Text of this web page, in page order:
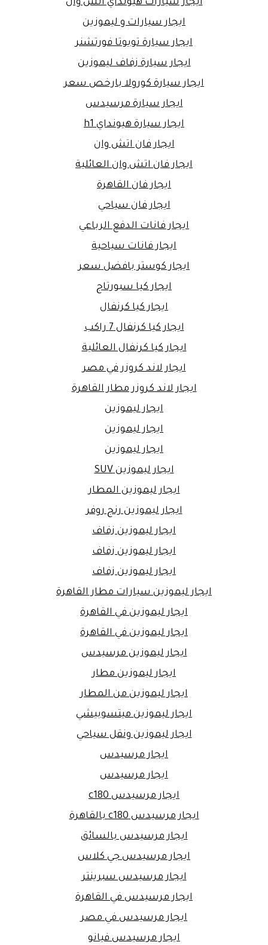
ايجار سيارات هيونداي اتش وان
ايجار سيارات و ليموزين
ايجار سيارة تويوتا فورتشنر
ايجار سيارة زفاف ليموزين
ايجار سيارة كورولا بارخص سعر
ايجار سيارة مرسيدس
ايجار سيارة هيونداي h1
ايجار فان اتش وان
ايجار فان اتش وان العائلية
ايجار فان القاهرة
ايجار فان سياحي
ايجار فانات الدفع الرباعي
ايجار فانات سياحية
ايجار كوستر بافضل سعر
ايجار كيا سبورتاج
ايجار كيا كرنفال
ايجار كيا كرنفال 7 راكب
ايجار كيا كرنفال العائلية
ايجار لاند كروزر في مصر
ايجار لاند كروزر مطار القاهرة
ايجار ليموزين
ايجار ليموزين
ايجار ليموزين
ايجار ليموزين SUV
ايجار ليموزين المطار
ايجار ليموزين رنج روفر
ايجار ليموزين زفاف
ايجار ليموزين زفاف
ايجار ليموزين زفاف
ايجار ليموزين سيارات مطار القاهرة
ايجار ليموزين في القاهرة
ايجار ليموزين في القاهرة
ايجار ليموزين مرسيدس
ايجار ليموزين مطار
ايجار ليموزين من المطار
ايجار ليموزين ميتسوبيشي
ايجار ليموزين ونقل سياحي
ايجار مرسيدس
ايجار مرسيدس
ايجار مرسيدس c180
ايجار مرسيدس c180 بالقاهرة
ايجار مرسيدس بالسائق
ايجار مرسيدس جي كلاس
ايجار مرسيدس سبرينتر
ايجار مرسيدس في القاهرة
ايجار مرسيدس في مصر
ايجار مرسيدس فيانو